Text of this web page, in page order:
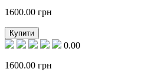
1600.00 грн
Купити
0.00
1600.00 грн